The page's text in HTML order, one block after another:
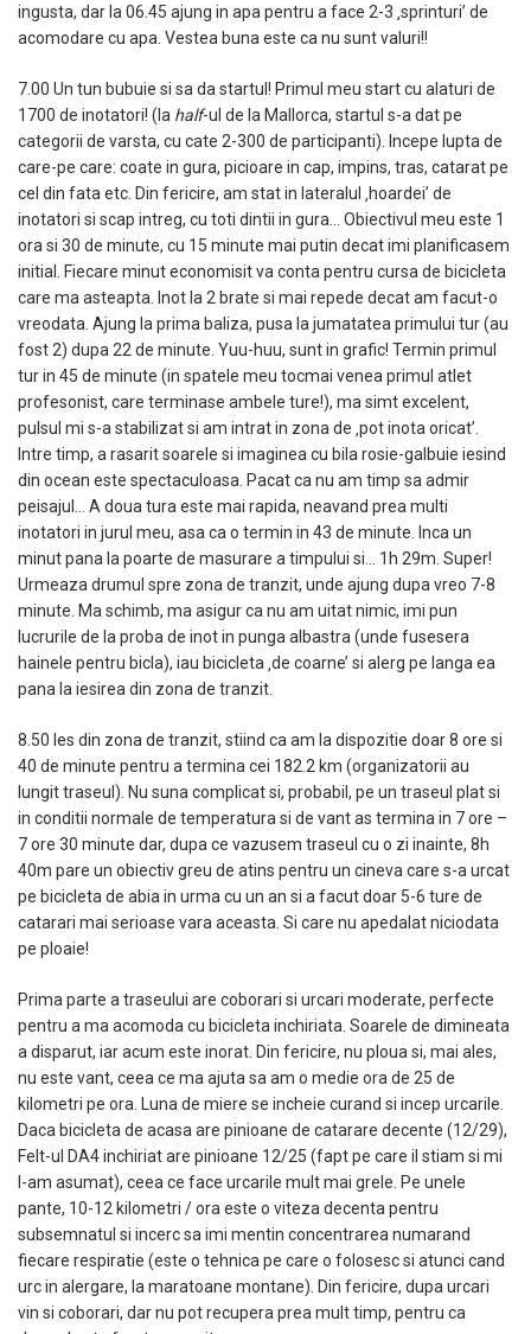
ingusta, dar la 06.45 ajung in apa pentru a face 2-3 ‚sprinturi’ de
acomodare cu apa. Vestea buna este ca nu sunt valuri!!
7.00 Un tun bubuie si sa da startul! Primul meu start cu alaturi de
1700 de inotatori! (la half-ul de la Mallorca, startul s-a dat pe
categorii de varsta, cu cate 2-300 de participanti). Incepe lupta de
care-pe care: coate in gura, picioare in cap, impins, tras, catarat pe
cel din fata etc. Din fericire, am stat in lateralul ‚hoardei’ de
inotatori si scap intreg, cu toti dintii in gura… Obiectivul meu este 1
ora si 30 de minute, cu 15 minute mai putin decat imi planificasem
initial. Fiecare minut economisit va conta pentru cursa de bicicleta
care ma asteapta. Inot la 2 brate si mai repede decat am facut-o
vreodata. Ajung la prima baliza, pusa la jumatatea primului tur (au
fost 2) dupa 22 de minute. Yuu-huu, sunt in grafic! Termin primul
tur in 45 de minute (in spatele meu tocmai venea primul atlet
profesonist, care terminase ambele ture!), ma simt excelent,
pulsul mi s-a stabilizat si am intrat in zona de ‚pot inota oricat’.
Intre timp, a rasarit soarele si imaginea cu bila rosie-galbuie iesind
din ocean este spectaculoasa. Pacat ca nu am timp sa admir
peisajul… A doua tura este mai rapida, neavand prea multi
inotatori in jurul meu, asa ca o termin in 43 de minute. Inca un
minut pana la poarte de masurare a timpului si… 1h 29m. Super!
Urmeaza drumul spre zona de tranzit, unde ajung dupa vreo 7-8
minute. Ma schimb, ma asigur ca nu am uitat nimic, imi pun
lucrurile de la proba de inot in punga albastra (unde fusesera
hainele pentru bicla), iau bicicleta ‚de coarne’ si alerg pe langa ea
pana la iesirea din zona de tranzit.
8.50 Ies din zona de tranzit, stiind ca am la dispozitie doar 8 ore si
40 de minute pentru a termina cei 182.2 km (organizatorii au
lungit traseul). Nu suna complicat si, probabil, pe un traseul plat si
in conditii normale de temperatura si de vant as termina in 7 ore –
7 ore 30 minute dar, dupa ce vazusem traseul cu o zi inainte, 8h
40m pare un obiectiv greu de atins pentru un cineva care s-a urcat
pe bicicleta de abia in urma cu un an si a facut doar 5-6 ture de
catarari mai serioase vara aceasta. Si care nu apedalat niciodata
pe ploaie!
Prima parte a traseului are coborari si urcari moderate, perfecte
pentru a ma acomoda cu bicicleta inchiriata. Soarele de dimineata
a disparut, iar acum este inorat. Din fericire, nu ploua si, mai ales,
nu este vant, ceea ce ma ajuta sa am o medie ora de 25 de
kilometri pe ora. Luna de miere se incheie curand si incep urcarile.
Daca bicicleta de acasa are pinioane de catarare decente (12/29),
Felt-ul DA4 inchiriat are pinioane 12/25 (fapt pe care il stiam si mi
l-am asumat), ceea ce face urcarile mult mai grele. Pe unele
pante, 10-12 kilometri / ora este o viteza decenta pentru
subsemnatul si incerc sa imi mentin concentrarea numarand
fiecare respiratie (este o tehnica pe care o folosesc si atunci cand
urc in alergare, la maratoane montane). Din fericire, dupa urcari
vin si coborari, dar nu pot recupera prea mult timp, pentru ca